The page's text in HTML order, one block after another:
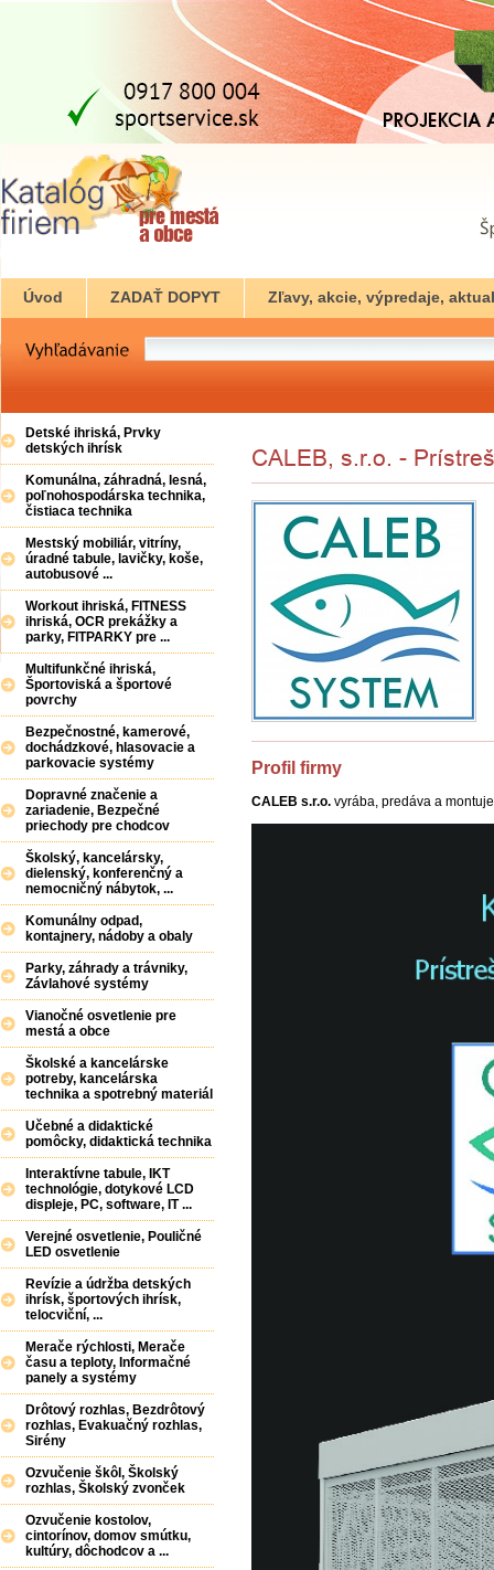
Úvod ZADAŤ DOPYT Zľavy, akcie, výpredaje,
Profil firmy
CALEB s.r.o. vyrába, predáva a
Detské ihriská, Prvky
detských ihrísk
Komunálna, záhradná, lesná,
poľnohospodárska technika,
čistiaca technika
Mestský mobiliár, vitríny,
úradné tabule, lavičky, koše,
autobusové ...
Workout ihriská, FITNESS
ihriská, OCR prekážky a
parky, FITPARKY pre ...
Multifunkčné ihriská,
Športoviská a športové
povrchy
Bezpečnostné, kamerové,
dochádzkové, hlasovacie a
parkovacie systémy
Dopravné značenie a
zariadenie, Bezpečné
priechody pre chodcov
Školský, kancelársky,
dielenský, konferenčný a
nemocničný nábytok, ...
Komunálny odpad,
kontajnery, nádoby a obaly
Parky, záhrady a trávniky,
Závlahové systémy
Vianočné osvetlenie pre
mestá a obce
Školské a kancelárske
potreby, kancelárska
technika a spotrebný materiál
Učebné a didaktické
pomôcky, didaktická technika
Interaktívne tabule, IKT
technológie, dotykové LCD
displeje, PC, software, IT ...
Verejné osvetlenie, Pouličné
LED osvetlenie
Revízie a údržba detských
ihrísk, športových ihrísk,
telocviční, ...
Merače rýchlosti, Merače
času a teploty, Informačné
panely a systémy
Drôtový rozhlas, Bezdrôtový
rozhlas, Evakuačný rozhlas,
Sirény
Ozvučenie škôl, Školský
rozhlas, Školský zvonček
Ozvučenie kostolov,
cintorínov, domov smútku,
kultúry, dôchodcov a ...